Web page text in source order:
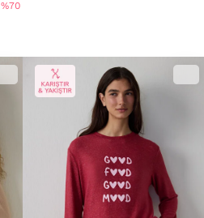
%70